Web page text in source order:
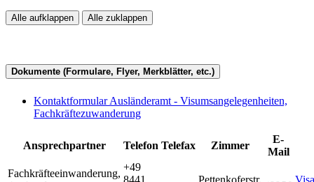
Alle aufklappen Alle zuklappen
Dokumente (Formulare, Flyer, Merkblätter, etc.)
Kontaktformular Ausländeramt - Visumsangelegenheiten,
Fachkräftezuwanderung
Ansprechpartner Telefon Telefax Zimmer
E-
Mail
Fachkräfteeinwanderung,
+49
8441
Pettenkoferstr.